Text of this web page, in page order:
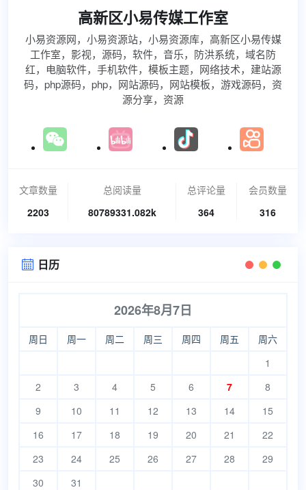
高新区小易传媒工作室
小易资源网，小易资源站，小易资源库，高新区小易传媒
工作室，影视，源码，软件，音乐，防洪系统，域名防
红，电脑软件，手机软件，模板主题，网络技术，建站源
码，php源码，php，网站源码，网站模板，游戏源码，资
源分享，资源
文章数量
2203
总阅读量
80789331.082k
总评论量
364
会员数量
316
 日历
2026年8月7日
周日 周一 周二 周三 周四 周五
周六
1
2
3 4 5 6 7
8
9
10 11 12 13 14
15
16
17 18 19 20 21
22
23
24 25 26 27 28
29
30
31